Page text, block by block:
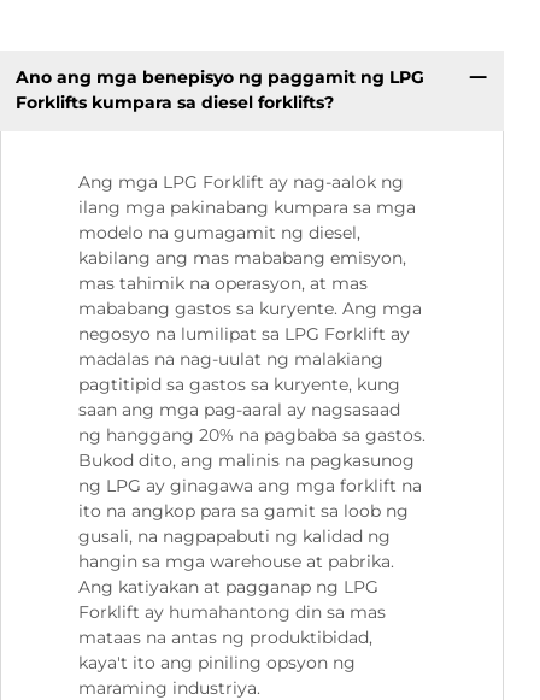
Ano ang mga benepisyo ng paggamit ng LPG
Forklifts kumpara sa diesel forklifts?
Ang mga LPG Forklift ay nag-aalok ng
ilang mga pakinabang kumpara sa mga
modelo na gumagamit ng diesel,
kabilang ang mas mababang emisyon,
mas tahimik na operasyon, at mas
mababang gastos sa kuryente. Ang mga
negosyo na lumilipat sa LPG Forklift ay
madalas na nag-uulat ng malakiang
pagtitipid sa gastos sa kuryente, kung
saan ang mga pag-aaral ay nagsasaad
ng hanggang 20% na pagbaba sa gastos.
Bukod dito, ang malinis na pagkasunog
ng LPG ay ginagawa ang mga forklift na
ito na angkop para sa gamit sa loob ng
gusali, na nagpapabuti ng kalidad ng
hangin sa mga warehouse at pabrika.
Ang katiyakan at pagganap ng LPG
Forklift ay humahantong din sa mas
mataas na antas ng produktibidad,
kaya't ito ang piniling opsyon ng
maraming industriya.